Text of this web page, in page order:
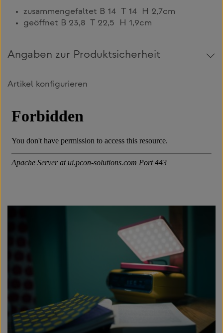
zusammengefaltet B 14 T 14 H 2,7cm
geöffnet B 23,8 T 22,5 H 1,9cm
Angaben zur Produktsicherheit
Artikel konfigurieren